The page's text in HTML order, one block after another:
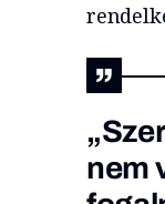
nem